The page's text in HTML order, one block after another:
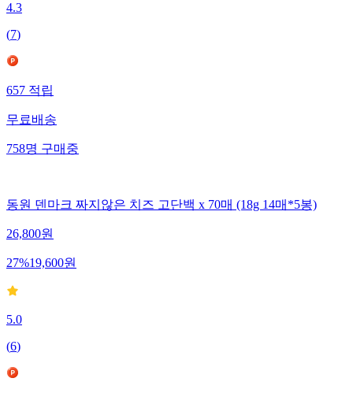
4.3
(7)
657 적립
무료배송
758명 구매중
동원 덴마크 짜지않은 치즈 고단백 x 70매 (18g 14매*5봉)
26,800원
27%19,600원
5.0
(6)